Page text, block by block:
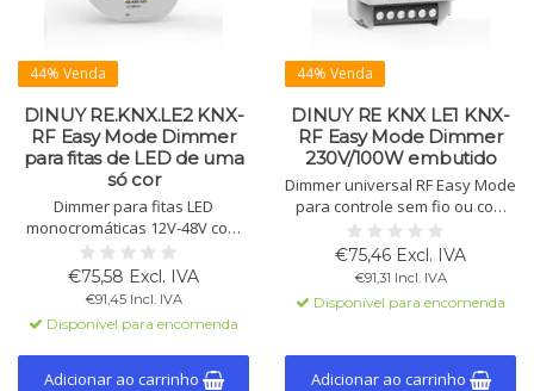
44% Venda
DINUY RE.KNX.LE2 KNX-
RF Easy Mode Dimmer
para fitas de LED de uma
só cor
Dimmer para fitas LED
monocromáticas 12V-48V com
dimming PWM. Controle via
botão sem fio ou com fio. Carga
máxima de 8A, compatível com
RF Easy Mode e KNX-RF.
Montagem embutida.
€75,58 Excl. IVA
€91,45 Incl. IVA
Disponível para encomenda
Adicionar ao carrinho
44% Venda
DINUY RE KNX LE1 KNX-
RF Easy Mode Dimmer
230V/100W embutido
Dimmer universal RF Easy Mode
para controle sem fio ou com
fio de LEDs dimerizáveis,
lâmpadas halógenas e
incandescentes. Adequado
para tecnologia de corte de
fase, alcance máximo de 100m.
€75,46 Excl. IVA
€91,31 Incl. IVA
Disponível para encomenda
Adicionar ao carrinho